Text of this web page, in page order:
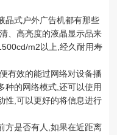
晶式户外广告机都有那些
、高亮度的液晶显示品来
m2以上,经久耐用寿
有效的能过网络对设备播
种的网络模式,还可以使用
性,可以更好的将信息进行
方是否有人,如果在近距离